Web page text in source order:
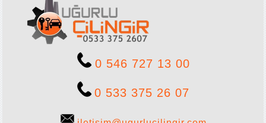
0 546 727 13 00
0 533 375 26 07